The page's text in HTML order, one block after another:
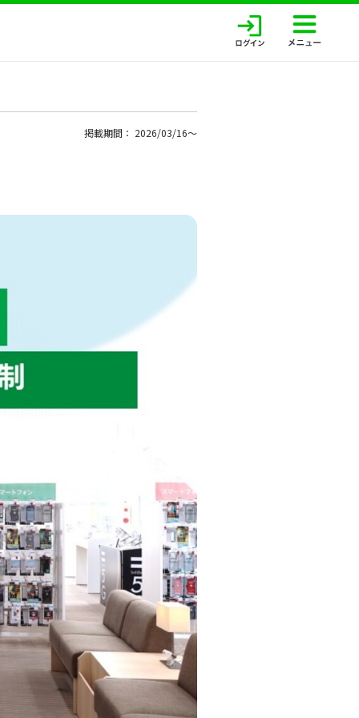
掲載期間： 2026/03/16〜